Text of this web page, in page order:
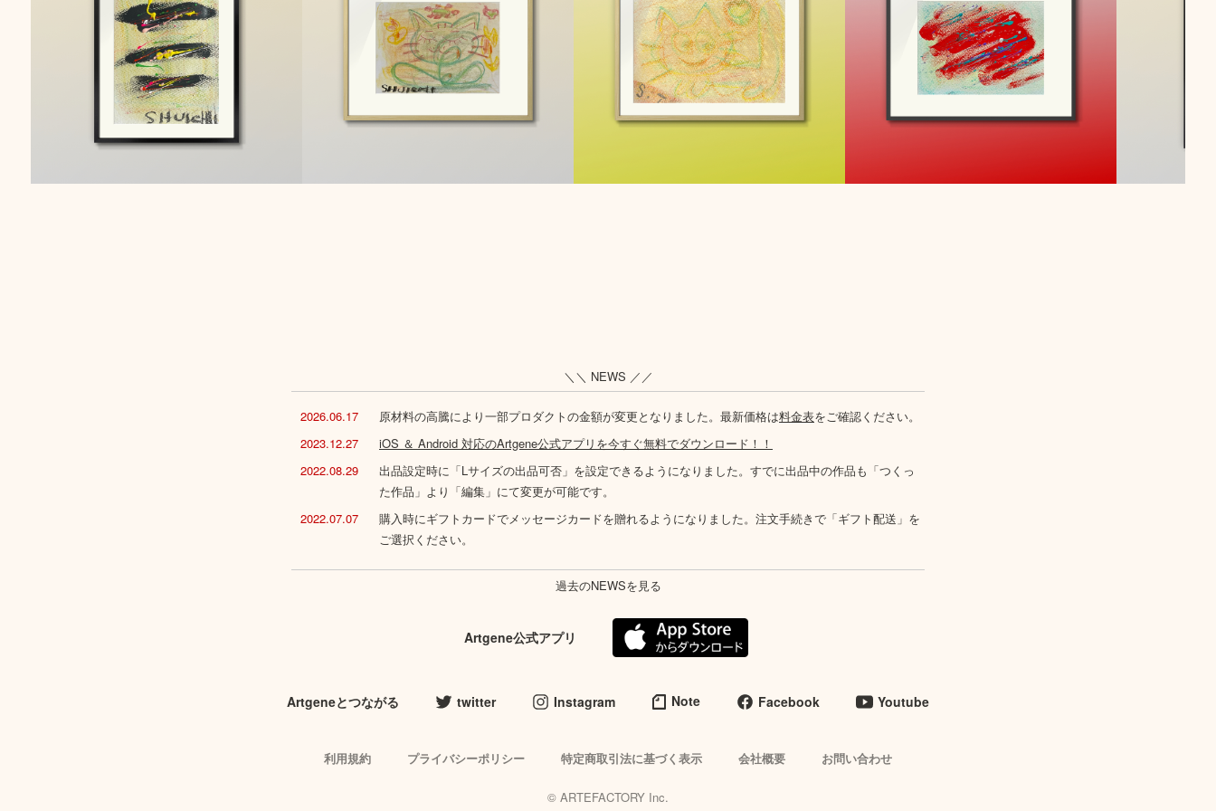
＼＼ NEWS ／／
2026.06.17 原材料の高騰により一部プロダクトの金額が変更となりました。最新価格は料金表をご確認ください。
2023.12.27
iOS ＆ Android 対応のArtgene公式アプリを今すぐ無料でダウンロード！！
2022.08.29
出品設定時に「Lサイズの出品可否」を設定できるようになりました。すでに出品中の作品も「つくっ
た作品」より「編集」にて変更が可能です。
2022.07.07
購入時にギフトカードでメッセージカードを贈れるようになりました。注文手続きで「ギフト配送」を
ご選択ください。
過去のNEWSを見る
Artgene公式アプリ
Artgeneとつながる twitter Instagram Note Facebook Youtube
利用規約 プライバシーポリシー 特定商取引法に基づく表示 会社概要 お問い合わせ
© ARTEFACTORY Inc.